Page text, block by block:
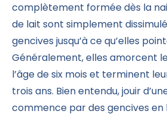
complètement formée dès la
de lait sont simplement
gencives jusqu’à ce qu’elles
Généralement, elles amorcent
l’âge de six mois et terminent
trois ans. Bien entendu, jouir
commence par des gencives en